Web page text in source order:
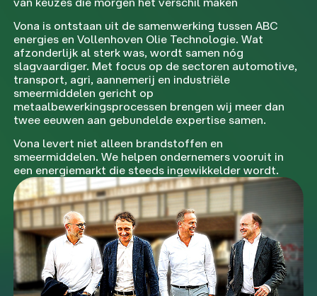
Vona is ontstaan uit de samenwerking tussen ABC
energies en Vollenhoven Olie Technologie. Wat
afzonderlijk al sterk was, wordt samen nóg
slagvaardiger. Met focus op de sectoren automotive,
transport, agri, aannemerij en industriële
smeermiddelen gericht op
metaalbewerkingsprocessen brengen wij meer dan
twee eeuwen aan gebundelde expertise samen.
Vona levert niet alleen brandstoffen en
smeermiddelen. We helpen ondernemers vooruit in
een energiemarkt die steeds ingewikkelder wordt.